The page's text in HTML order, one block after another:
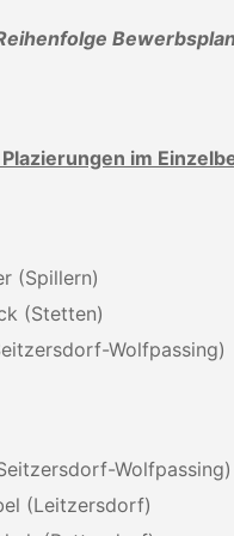
im
(Stetten)
Wolfpassing)
Wolfpassing)
(Leitzersdorf)